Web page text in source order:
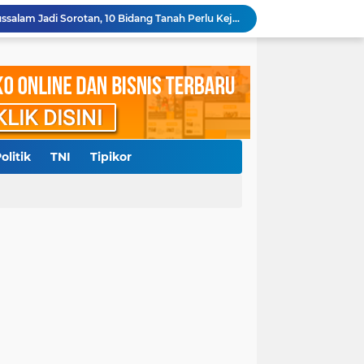
Kepala BPN Kota Subulussalam Jadi Sorotan, 10 Bidang Tanah Perlu Kejelasan
Juta, RRF Bunuh Nenek Hj Nurlis
Diduga Cemarkan Nama Baik, Seorang Pengacara dan Konten Kreator Dilaporkan ke Polrestabes Medan
Polresta Deliserdang Tangkap Dua Laki-laki Pelaku Penyalahgunaan Narkoba
Bupati Delisedang Bukan Ditembak OTK
Polresta Deliserdang Gatur di Sejumlah SPBU
Korban Minta Hakim Objektif dan Adil
TNI Tipikor